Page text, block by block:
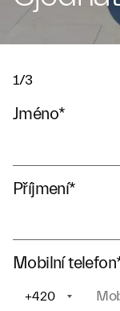
1/3
Jméno*
Příjmení*
Mobilní telefon
+420